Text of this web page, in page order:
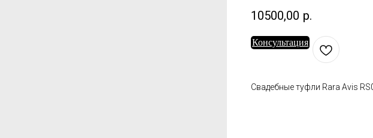
10500,00 р.
Консультация
Свадебные туфли Rara Avis